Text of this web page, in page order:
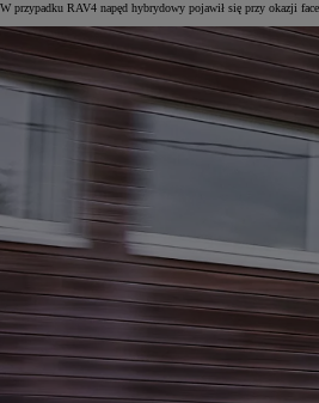
W przypadku RAV4 napęd hybrydowy pojawił się przy okazji